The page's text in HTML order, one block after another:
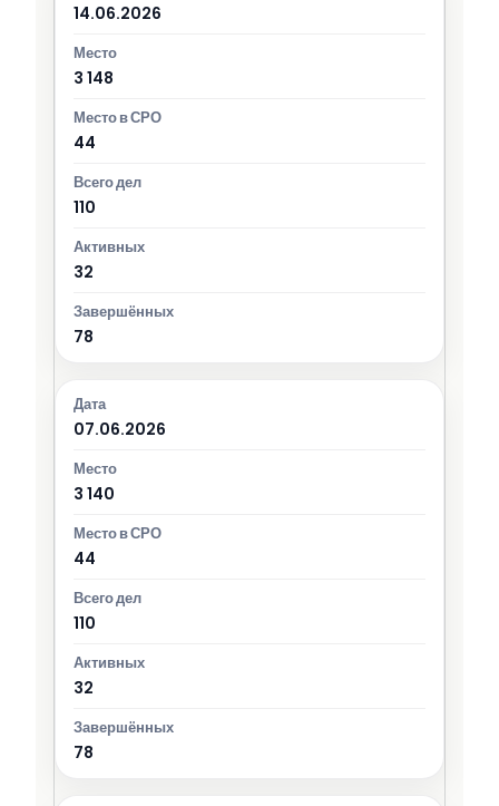
14.06.2026
3 148
44
110
32
78
07.06.2026
3 140
44
110
32
78